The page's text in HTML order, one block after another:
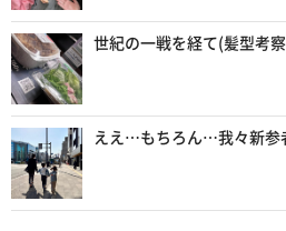
世紀の一戦を経て(髪型考
ええ…もちろん…我々新参